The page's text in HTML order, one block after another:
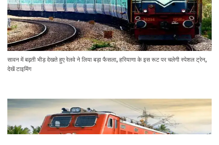
सावन में बढ़ती भीड़ देखते हुए रेलवे ने लिया बड़ा फैसला, हरियाणा के इस रूट पर चलेगी स्पेशल ट्रेन,
देखें टाइमिंग